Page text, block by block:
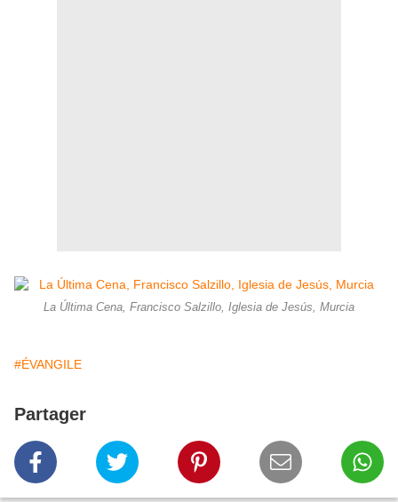
La Última Cena, Francisco Salzillo, Iglesia de Jesús, Murcia
#ÉVANGILE
Partager